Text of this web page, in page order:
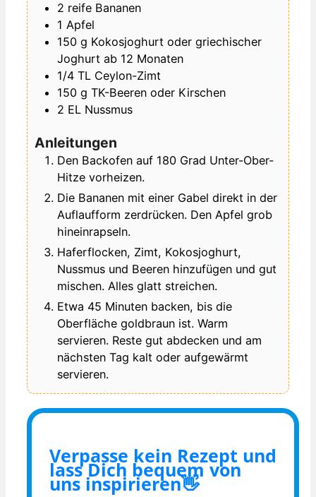
2 reife Bananen
1 Apfel
150 g Kokosjoghurt oder griechischer
Joghurt ab 12 Monaten
1/4 TL Ceylon-Zimt
150 g TK-Beeren oder Kirschen
2 EL Nussmus
Anleitungen
Den Backofen auf 180 Grad Unter-Ober-
Hitze vorheizen.
Die Bananen mit einer Gabel direkt in der
Auflaufform zerdrücken. Den Apfel grob
hineinrapseln.
Haferflocken, Zimt, Kokosjoghurt,
Nussmus und Beeren hinzufügen und gut
mischen. Alles glatt streichen.
Etwa 45 Minuten backen, bis die
Oberfläche goldbraun ist. Warm
servieren. Reste gut abdecken und am
nächsten Tag kalt oder aufgewärmt
servieren.
Verpasse kein Rezept und
lass Dich bequem von
uns inspirieren👋